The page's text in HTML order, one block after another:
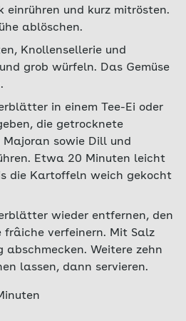
einrühren und kurz mitrösten.
ablöschen.
Knollensellerie und
grob würfeln. Das Gemüse
in einem Tee-Ei oder
die getrocknete
Majoran sowie Dill und
Etwa 20 Minuten leicht
die Kartoffeln weich gekocht
wieder entfernen, den
frâiche verfeinern. Mit Salz
Weitere zehn
lassen, dann servieren.